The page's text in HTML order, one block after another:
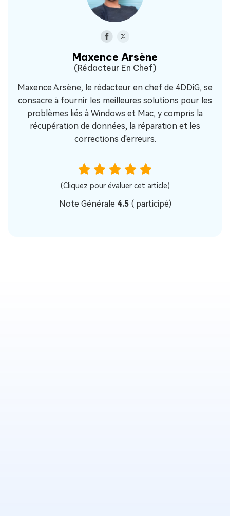
Maxence Arsène
(Rédacteur En Chef)
Maxence Arsène, le rédacteur en chef de 4DDiG, se
consacre à fournir les meilleures solutions pour les
problèmes liés à Windows et Mac, y compris la
récupération de données, la réparation et les
corrections d'erreurs.
(Cliquez pour évaluer cet article)
Note Générale 4.5 (participé)